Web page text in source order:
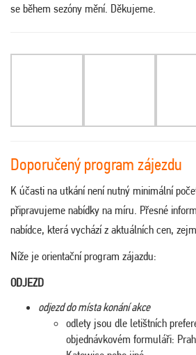
se během sezóny mění. Děkujeme.
Doporučený program zájezdu
K účasti na utkání není nutný minimální
připravujeme nabídky na míru. Přesné
nabídce, která vychází z aktuálních cen,
Níže je orientační program zájazdu:
ODJEZD
odjezd do místa konání akce
odlety jsou dle letištních
objednávkovém formuláři: